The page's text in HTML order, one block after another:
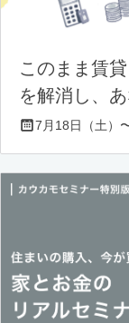
このまま賃
を解消し、
7月18日（土）